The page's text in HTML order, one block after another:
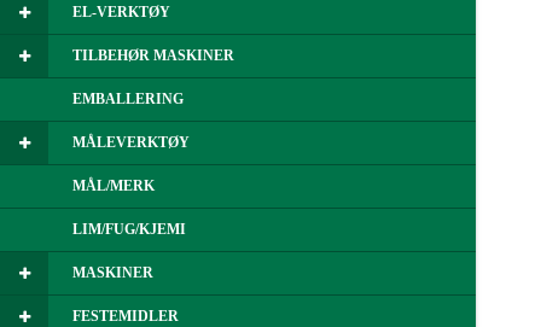
EL-VERKTØY
TILBEHØR MASKINER
EMBALLERING
MÅLEVERKTØY
MÅL/MERK
LIM/FUG/KJEMI
MASKINER
FESTEMIDLER